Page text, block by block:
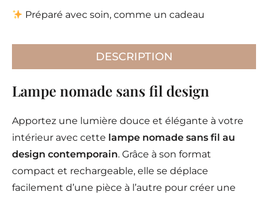
Préparé avec soin, comme un cadeau
DESCRIPTION
Lampe nomade sans fil design
Apportez une lumière douce et élégante à votre
intérieur avec cette lampe nomade sans fil au
design contemporain. Grâce à son format
compact et rechargeable, elle se déplace
facilement d’une pièce à l’autre pour créer une